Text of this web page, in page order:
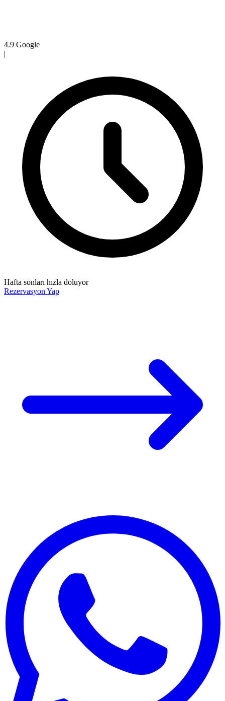
4.9 Google
Hafta sonları hızla doluyor
Rezervasyon Yap